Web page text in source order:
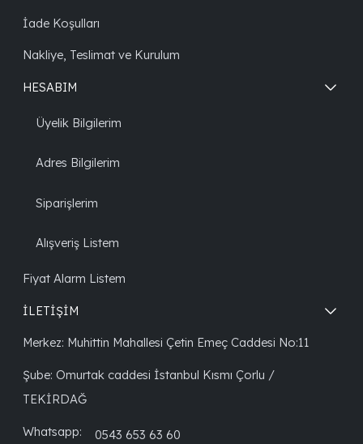
İade Koşulları
Nakliye, Teslimat ve Kurulum
HESABIM
Üyelik Bilgilerim
Adres Bilgilerim
Siparişlerim
Alışveriş Listem
Fiyat Alarm Listem
İLETİŞİM
Merkez: Muhittin Mahallesi Çetin Emeç Caddesi No:11
Şube: Omurtak caddesi İstanbul Kısmı Çorlu /
TEKİRDAĞ
Whatsapp: 0543 653 63 60